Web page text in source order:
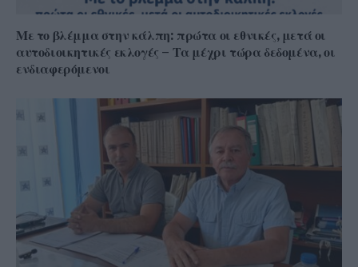
Με το βλέμμα στην κάλπη: πρώτα οι εθνικές, μετά οι
αυτοδιοικητικές εκλογές – Τα μέχρι τώρα δεδομένα, οι
ενδιαφερόμενοι